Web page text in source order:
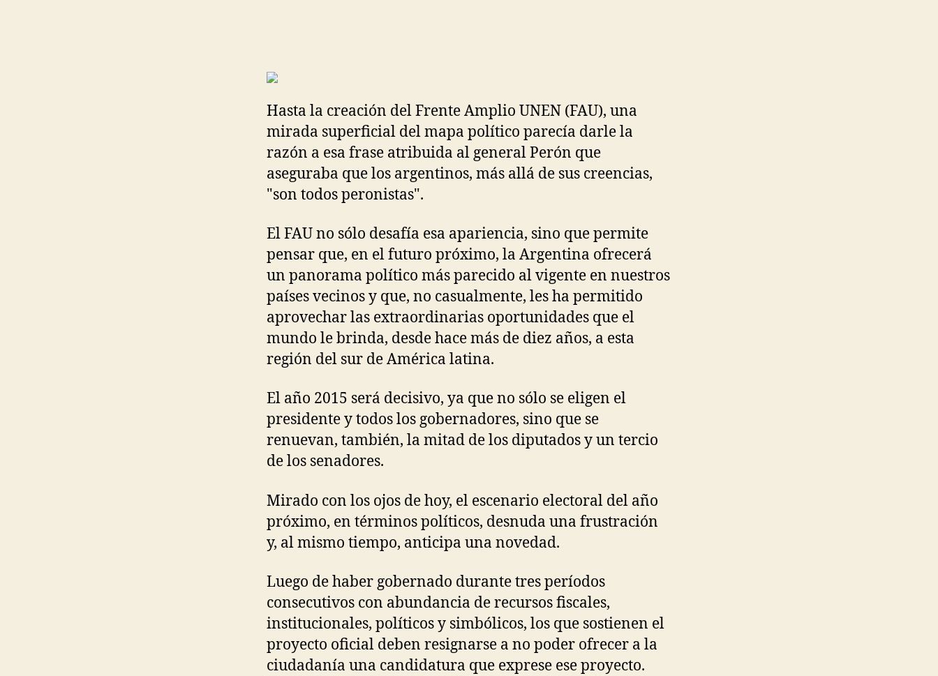
Hasta la creación del Frente Amplio UNEN (FAU), una
mirada superficial del mapa político parecía darle la
razón a esa frase atribuida al general Perón que
aseguraba que los argentinos, más allá de sus creencias,
"son todos peronistas".
El FAU no sólo desafía esa apariencia, sino que permite
pensar que, en el futuro próximo, la Argentina ofrecerá
un panorama político más parecido al vigente en nuestros
países vecinos y que, no casualmente, les ha permitido
aprovechar las extraordinarias oportunidades que el
mundo le brinda, desde hace más de diez años, a esta
región del sur de América latina.
El año 2015 será decisivo, ya que no sólo se eligen el
presidente y todos los gobernadores, sino que se
renuevan, también, la mitad de los diputados y un tercio
de los senadores.
Mirado con los ojos de hoy, el escenario electoral del año
próximo, en términos políticos, desnuda una frustración
y, al mismo tiempo, anticipa una novedad.
Luego de haber gobernado durante tres períodos
consecutivos con abundancia de recursos fiscales,
institucionales, políticos y simbólicos, los que sostienen el
proyecto oficial deben resignarse a no poder ofrecer a la
ciudadanía una candidatura que exprese ese proyecto.